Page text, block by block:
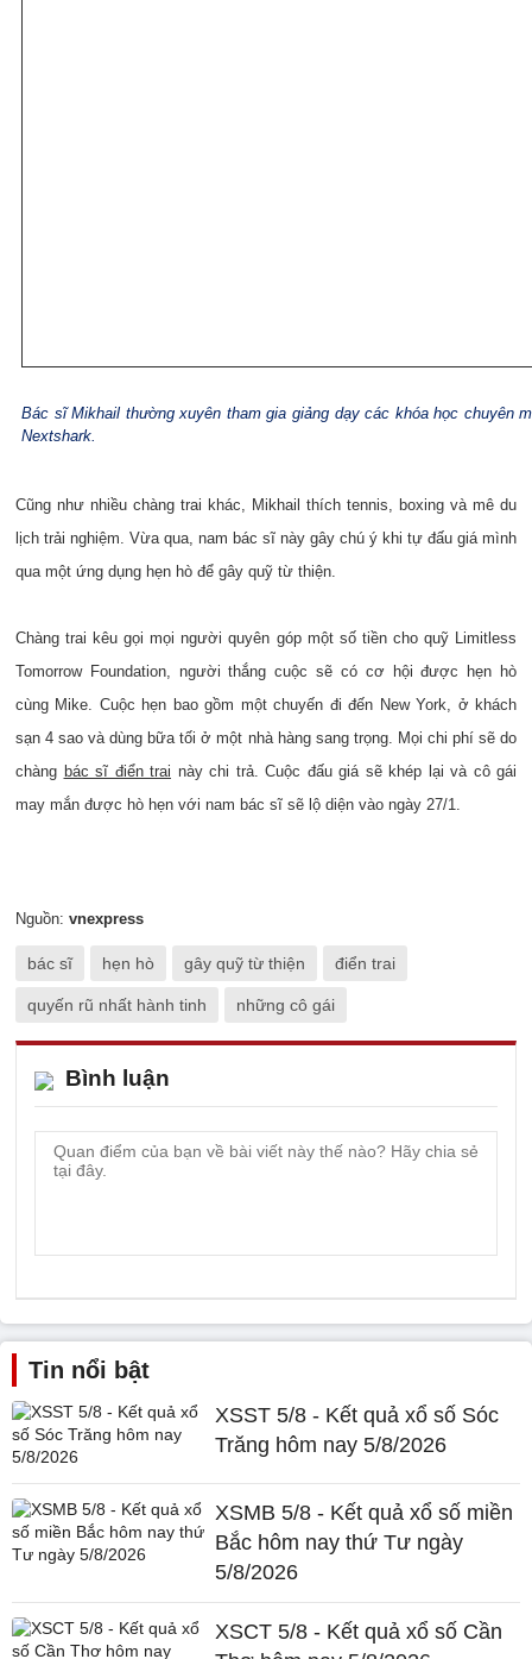
Bác sĩ Mikhail thường xuyên tham gia giảng dạy các khóa học chuyên
Nextshark.
Cũng như nhiều chàng trai khác, Mikhail thích tennis, boxing và mê du
lịch trải nghiệm. Vừa qua, nam bác sĩ này gây chú ý khi tự đấu giá mình
qua một ứng dụng hẹn hò để gây quỹ từ thiện.
Chàng trai kêu gọi mọi người quyên góp một số tiền cho quỹ Limitless
Tomorrow Foundation, người thắng cuộc sẽ có cơ hội được hẹn hò
cùng Mike. Cuộc hẹn bao gồm một chuyến đi đến New York, ở khách
sạn 4 sao và dùng bữa tối ở một nhà hàng sang trọng. Mọi chi phí sẽ do
chàng bác sĩ điển trai này chi trả. Cuộc đấu giá sẽ khép lại và cô gái
may mắn được hò hẹn với nam bác sĩ sẽ lộ diện vào ngày 27/1.
Nguồn: vnexpress
bác sĩ hẹn hò gây quỹ từ thiện điển trai
quyến rũ nhất hành tinh những cô gái
Bình luận
Tin nổi bật
XSST 5/8 - Kết quả xổ số Sóc
Trăng hôm nay 5/8/2026
XSMB 5/8 - Kết quả xổ số miền
Bắc hôm nay thứ Tư ngày
5/8/2026
XSCT 5/8 - Kết quả xổ số Cần